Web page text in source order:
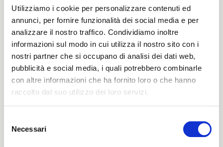
Utilizziamo i cookie per personalizzare contenuti ed
annunci, per fornire funzionalità dei social media e per
analizzare il nostro traffico. Condividiamo inoltre
informazioni sul modo in cui utilizza il nostro sito con i
nostri partner che si occupano di analisi dei dati web,
pubblicità e social media, i quali potrebbero combinarle
con altre informazioni che ha fornito loro o che hanno
raccolto dal suo utilizzo dei loro servizi.
delNecessari
Height
148/150 CM